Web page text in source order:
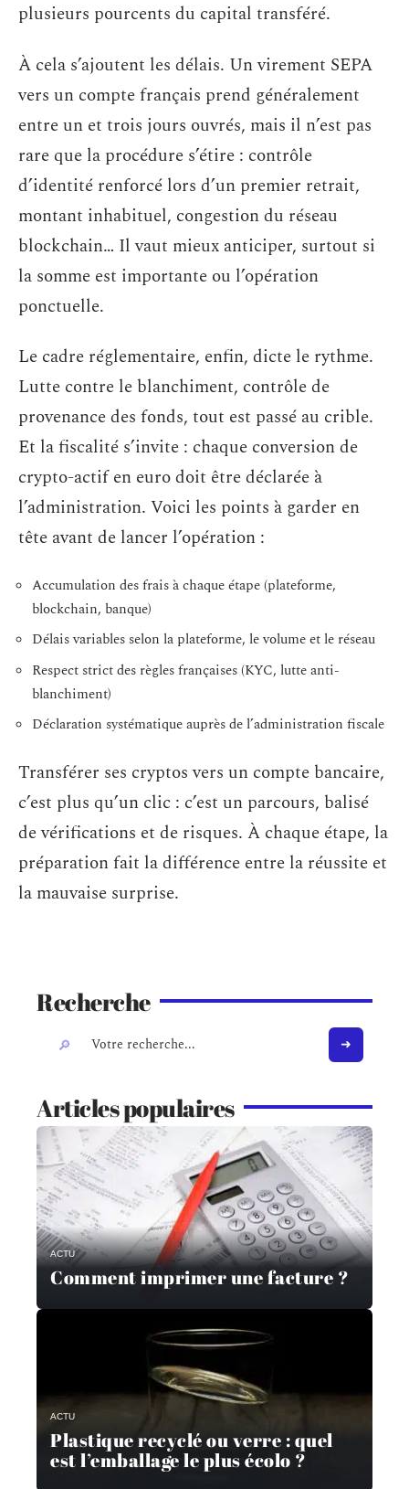
plusieurs pourcents du capital transféré.
À cela s’ajoutent les délais. Un virement SEPA
vers un compte français prend généralement
entre un et trois jours ouvrés, mais il n’est pas
rare que la procédure s’étire : contrôle
d’identité renforcé lors d’un premier retrait,
montant inhabituel, congestion du réseau
blockchain… Il vaut mieux anticiper, surtout si
la somme est importante ou l’opération
ponctuelle.
Le cadre réglementaire, enfin, dicte le rythme.
Lutte contre le blanchiment, contrôle de
provenance des fonds, tout est passé au crible.
Et la fiscalité s’invite : chaque conversion de
crypto-actif en euro doit être déclarée à
l’administration. Voici les points à garder en
tête avant de lancer l’opération :
Accumulation des frais à chaque étape (plateforme,
blockchain, banque)
Délais variables selon la plateforme, le volume et le réseau
Respect strict des règles françaises (KYC, lutte anti-
blanchiment)
Déclaration systématique auprès de l’administration fiscale
Transférer ses cryptos vers un compte bancaire,
c’est plus qu’un clic : c’est un parcours, balisé
de vérifications et de risques. À chaque étape, la
préparation fait la différence entre la réussite et
la mauvaise surprise.
Recherche
Articles populaires
ACTU
Comment imprimer une facture ?
ACTU
Plastique recyclé ou verre : quel
est l’emballage le plus écolo ?